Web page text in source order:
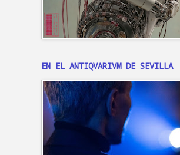
EN EL ANTIQVARIVM DE SEVILLA